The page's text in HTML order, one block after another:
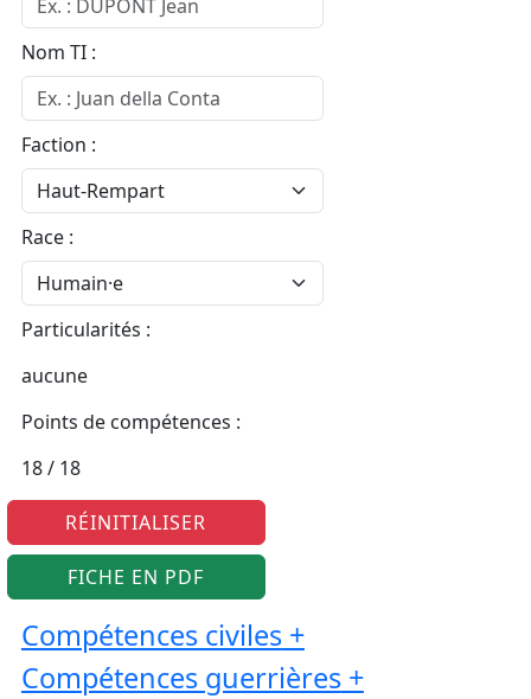
Nom TI :
Faction :
Race :
Particularités :
Points de compétences :
RÉINITIALISER
FICHE EN PDF
Compétences civiles+
Compétences guerrières+